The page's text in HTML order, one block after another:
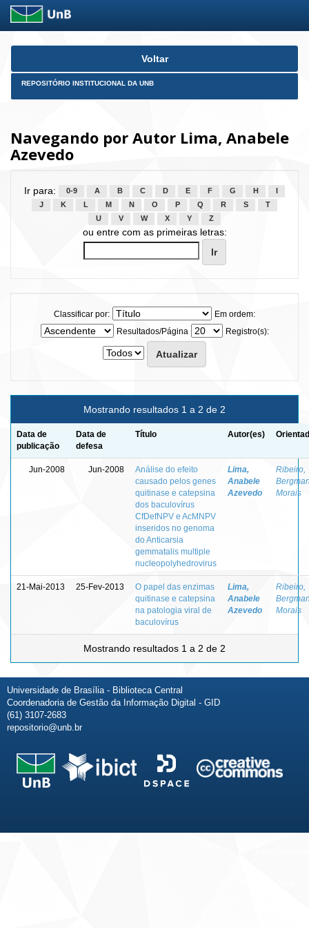
Skip
Voltar
REPOSITÓRIO INSTITUCIONAL DA UNB
Navegando por Autor Lima, Anabele
Azevedo
Ir para: 0-9 A B C D E F G H
J
K L M N O P Q R S
T
U
V W X Y Z
ou entre com as primeiras letras:
Classificar por:
Em ordem:
Resultados/Página
Registro(s):
Mostrando resultados 1 a 2 de 2
Data de
publicação
Data de
defesa
Título Autor(es)
Jun-2008 Jun-2008
Análise do efeito
causado pelos genes
quitinase e catepsina
dos baculovírus
CfDefNPV e AcMNPV
inseridos no genoma
do Anticarsia
gemmatalis multiple
nucleopolyhedrovirus
Lima,
Anabele
Azevedo
Ribeiro,
Morais
21-Mai-2013 25-Fev-2013
O papel das enzimas
quitinase e catepsina
na patologia viral de
baculovírus
Lima,
Anabele
Azevedo
Ribeiro,
Morais
Mostrando resultados 1 a 2 de 2
Universidade de Brasília - Biblioteca Central
Coordenadoria de Gestão da Informação Digital - GID
(61) 3107-2683
repositorio@unb.br